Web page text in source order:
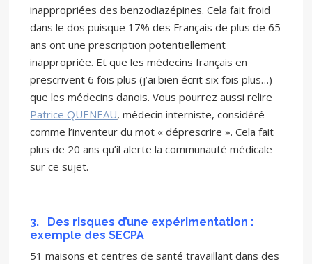
inappropriées des benzodiazépines. Cela fait froid
dans le dos puisque 17% des Français de plus de 65
ans ont une prescription potentiellement
inappropriée. Et que les médecins français en
prescrivent 6 fois plus (j’ai bien écrit six fois plus…)
que les médecins danois. Vous pourrez aussi relire
Patrice QUENEAU, médecin interniste, considéré
comme l’inventeur du mot « déprescrire ». Cela fait
plus de 20 ans qu’il alerte la communauté médicale
sur ce sujet.
3. Des risques d’une expérimentation :
exemple des SECPA
51 maisons et centres de santé travaillant dans des